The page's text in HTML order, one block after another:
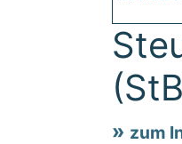
zum